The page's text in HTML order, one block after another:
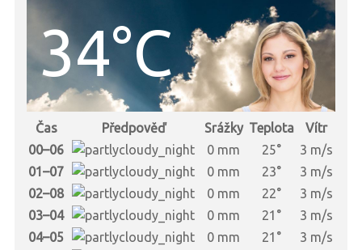
34°C
Čas Předpověď Srážky Teplota
Vítr
00–06
0 mm 25°
3 m/s
01–07
0 mm 23°
3 m/s
02–08
0 mm 22°
3 m/s
03–04
0 mm 21°
3 m/s
04–05
0 mm 21°
3 m/s